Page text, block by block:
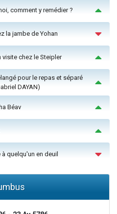
comment y remédier ?
la jambe de Yohan
visite chez le Steipler
pour le repas et séparé
DAYAN)
Béav
quelqu'un en deuil